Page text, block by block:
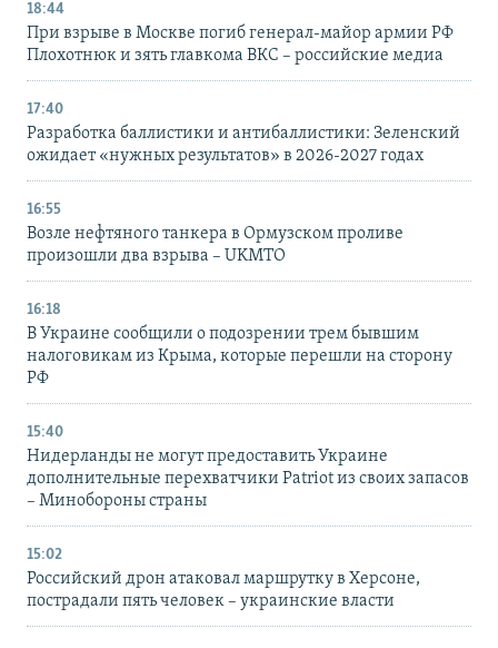
18:44
При взрыве в Москве погиб генерал-майор армии РФ
Плохотнюк и зять главкома ВКС – российские медиа
17:40
Разработка баллистики и антибаллистики: Зеленский
ожидает «нужных результатов» в 2026-2027 годах
16:55
Возле нефтяного танкера в Ормузском проливе
произошли два взрыва – UKMTO
16:18
В Украине сообщили о подозрении трем бывшим
налоговикам из Крыма, которые перешли на сторону
РФ
15:40
Нидерланды не могут предоставить Украине
дополнительные перехватчики Patriot из своих запасов
– Минобороны страны
15:02
Российский дрон атаковал маршрутку в Херсоне,
пострадали пять человек – украинские власти